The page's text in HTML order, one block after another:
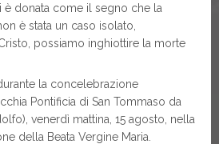
è donata come il segno che la
è stata un caso isolato,
possiamo inghiottire la morte
la concelebrazione
Pontificia di San Tommaso da
venerdì mattina, 15 agosto, nella
della Beata Vergine Maria.